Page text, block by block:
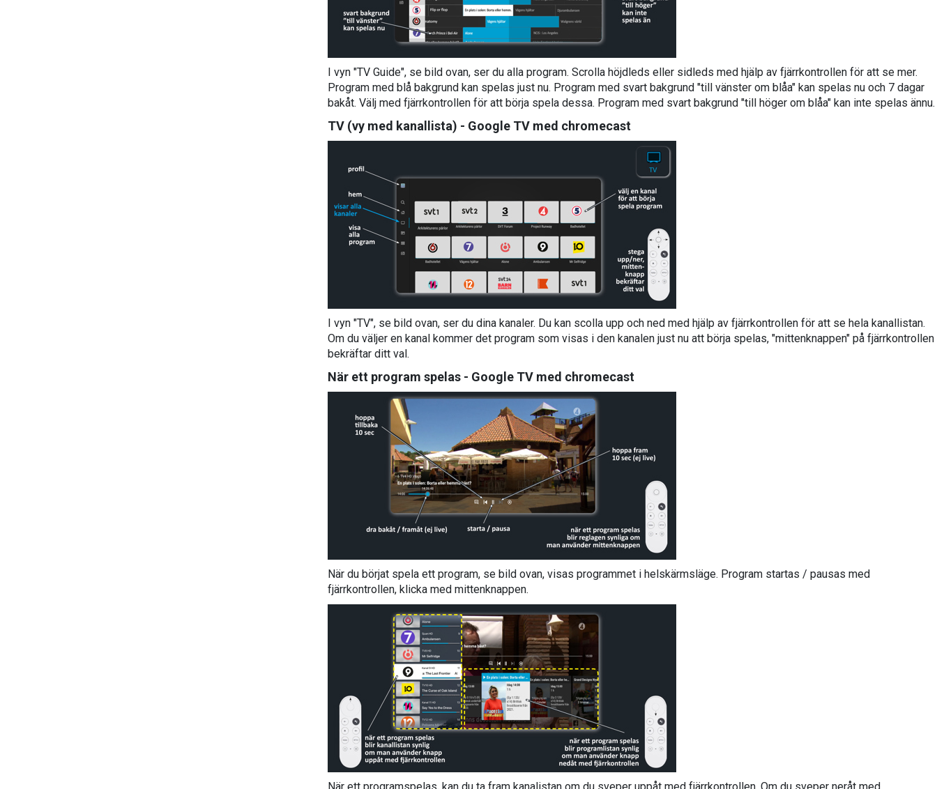
I vyn "TV Guide", se bild ovan, ser du alla program. Scrolla höjdleds eller sidleds med hjälp av fjärrkontrollen för att se mer.
Program med blå bakgrund kan spelas just nu. Program med svart bakgrund "till vänster om blåa" kan spelas nu och 7 dagar
bakåt. Välj med fjärrkontrollen för att börja spela dessa. Program med svart bakgrund "till höger om blåa" kan inte spelas ännu.
TV (vy med kanallista) - Google TV med chromecast
I vyn "TV", se bild ovan, ser du dina kanaler. Du kan scolla upp och ned med hjälp av fjärrkontrollen för att se hela kanallistan.
Om du väljer en kanal kommer det program som visas i den kanalen just nu att börja spelas, "mittenknappen" på fjärrkontrollen
bekräftar ditt val.
När ett program spelas - Google TV med chromecast
När du börjat spela ett program, se bild ovan, visas programmet i helskärmsläge. Program startas / pausas med
fjärrkontrollen, klicka med mittenknappen.
När ett programspelas, kan du ta fram kanalistan om du sveper uppåt med fjärrkontrollen. Om du sveper neråt med